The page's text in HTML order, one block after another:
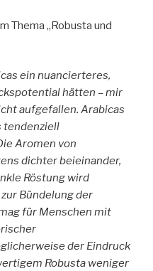
Thema „Robusta und
ein nuancierteres,
hätten – mir
aufgefallen. Arabicas
tendenziell
Aromen von
dichter beieinander,
Röstung wird
Bündelung der
für Menschen mit
der Eindruck
Robusta weniger